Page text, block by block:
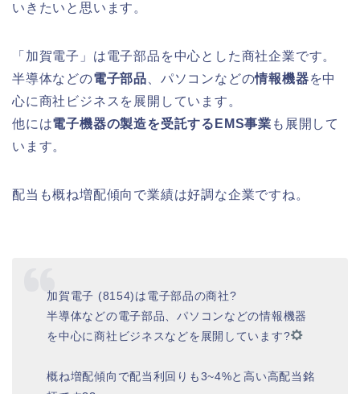
いきたいと思います。
「加賀電子」は電子部品を中心とした商社企業です。
半導体などの電子部品 、パソコンなどの情報機器を中
心に商社ビジネスを展開しています。
他には電子機器の製造を受託するEMS事業 も展開して
います。
配当も概ね増配傾向で業績は好調な企業ですね。
加賀電子 (8154)は電子部品の商社?
半導体などの電子部品、パソコンなどの情報機器
を中心に商社ビジネスなどを展開しています?
概ね増配傾向で配当利回りも3~4%と高い高配当銘